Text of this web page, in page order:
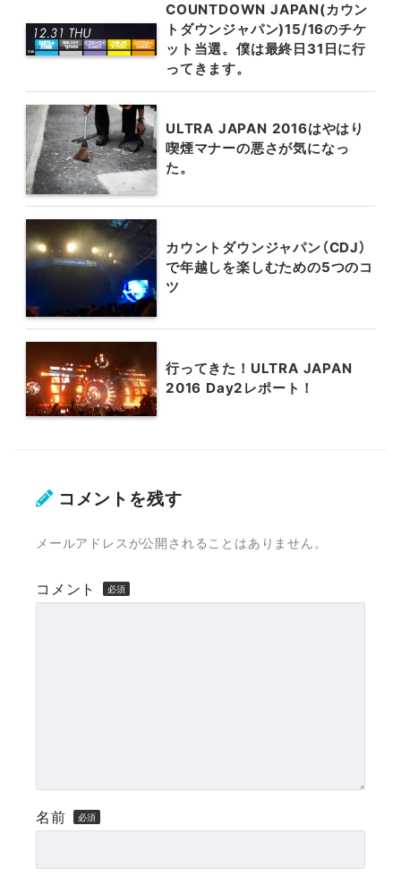
COUNTDOWN JAPAN(カウン
トダウンジャパン)15/16のチケ
ット当選。僕は最終日31日に行
ってきます。
ULTRA JAPAN 2016はやはり
喫煙マナーの悪さが気になっ
た。
カウントダウンジャパン（CDJ）
で年越しを楽しむための5つのコ
ツ
行ってきた！ULTRA JAPAN
2016 Day2レポート！
コメントを残す
メールアドレスが公開されることはありません。
コメント
名前